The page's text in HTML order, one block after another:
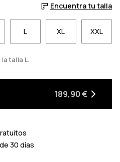
Encuentra tu talla
L XL XXL
la talla L.
189,90 €
30 días